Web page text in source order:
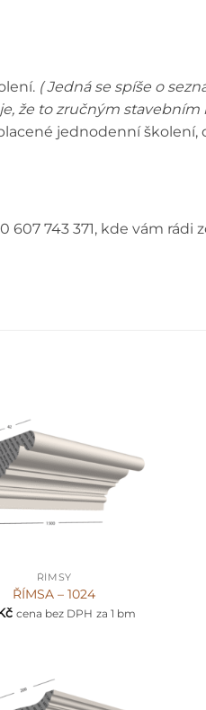
( Jedná se spíše o
že to zručným stavebním
jednodenní školení,
743 371, kde vám rádi
ŘÍMSY
ŘÍMSA – 1024
cena bez DPH za 1 bm